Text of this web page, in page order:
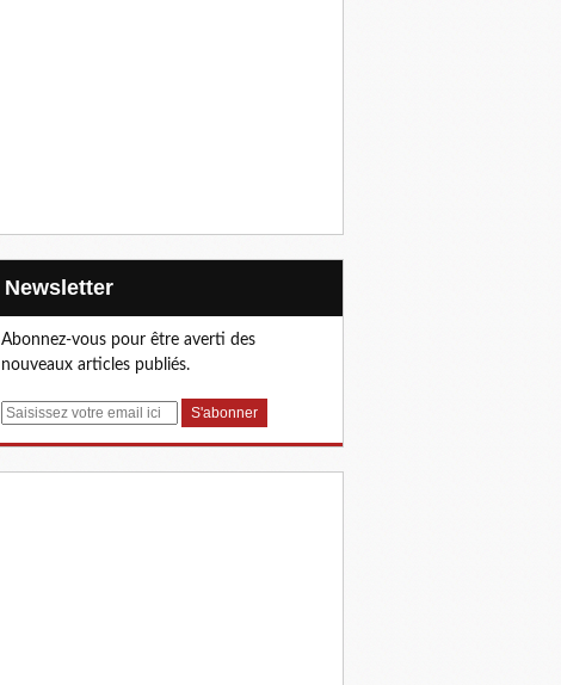
Newsletter
Abonnez-vous pour être averti des
nouveaux articles publiés.
E